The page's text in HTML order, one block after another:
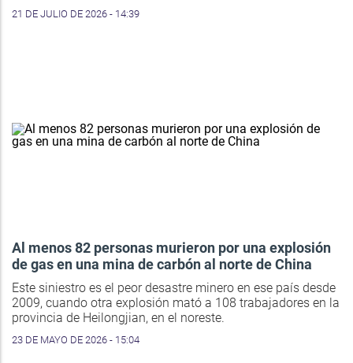
21 DE JULIO DE 2026 - 14:39
Al menos 82 personas murieron por una explosión
de gas en una mina de carbón al norte de China
Este siniestro es el peor desastre minero en ese país desde
2009, cuando otra explosión mató a 108 trabajadores en la
provincia de Heilongjian, en el noreste.
23 DE MAYO DE 2026 - 15:04